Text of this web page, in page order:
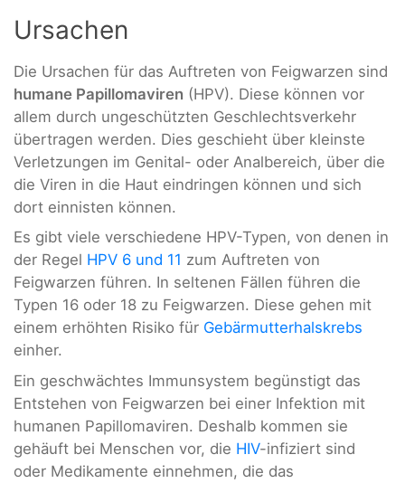
Ursachen
Die Ursachen für das Auftreten von Feigwarzen sind
humane Papillomaviren (HPV). Diese können vor
allem durch ungeschützten Geschlechtsverkehr
übertragen werden. Dies geschieht über kleinste
Verletzungen im Genital- oder Analbereich, über die
die Viren in die Haut eindringen können und sich
dort einnisten können.
Es gibt viele verschiedene HPV-Typen, von denen in
der Regel HPV 6 und 11 zum Auftreten von
Feigwarzen führen. In seltenen Fällen führen die
Typen 16 oder 18 zu Feigwarzen. Diese gehen mit
einem erhöhten Risiko für Gebärmutterhalskrebs
einher.
Ein geschwächtes Immunsystem begünstigt das
Entstehen von Feigwarzen bei einer Infektion mit
humanen Papillomaviren. Deshalb kommen sie
gehäuft bei Menschen vor, die HIV-infiziert sind
oder Medikamente einnehmen, die das